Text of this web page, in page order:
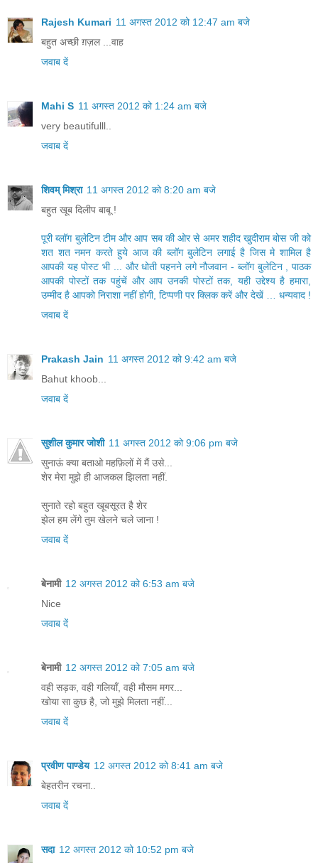
Rajesh Kumari 11 अगस्त 2012 को 12:47 am बजे
बहुत अच्छी ग़ज़ल ...वाह
जवाब दें
Mahi S 11 अगस्त 2012 को 1:24 am बजे
very beautifulll..
जवाब दें
शिवम् मिश्रा 11 अगस्त 2012 को 8:20 am बजे
बहुत खूब दिलीप बाबू !
पूरी ब्लॉग बुलेटिन टीम और आप सब की ओर से अमर शहीद खुदीराम बोस जी को
शत शत नमन करते हुये आज की ब्लॉग बुलेटिन लगाई है जिस मे शामिल है
आपकी यह पोस्ट भी ... और धोती पहनने लगे नौजवान - ब्लॉग बुलेटिन , पाठक
आपकी पोस्टों तक पहुंचें और आप उनकी पोस्टों तक, यही उद्देश्य है हमारा,
उम्मीद है आपको निराशा नहीं होगी, टिप्पणी पर क्लिक करें और देखें … धन्यवाद !
जवाब दें
Prakash Jain 11 अगस्त 2012 को 9:42 am बजे
Bahut khoob...
जवाब दें
सुशील कुमार जोशी 11 अगस्त 2012 को 9:06 pm बजे
सुनाऊं क्या बताओ महफ़िलों में मैं उसे...
शेर मेरा मुझे ही आजकल झिलता नहीं.
सुनाते रहो बहुत खूबसूरत है शेर
झेल हम लेंगे तुम खेलने चले जाना !
जवाब दें
बेनामी 12 अगस्त 2012 को 6:53 am बजे
Nice
जवाब दें
बेनामी 12 अगस्त 2012 को 7:05 am बजे
वही सड़क, वही गलियाँ, वही मौसम मगर...
खोया सा कुछ है, जो मुझे मिलता नहीं...
जवाब दें
प्रवीण पाण्डेय 12 अगस्त 2012 को 8:41 am बजे
बेहतरीन रचना..
जवाब दें
सदा 12 अगस्त 2012 को 10:52 pm बजे